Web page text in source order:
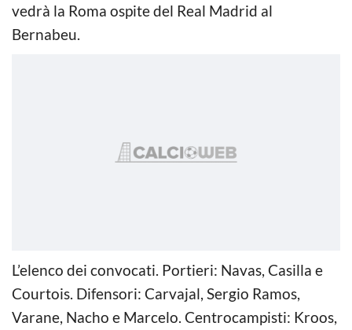
vedrà la Roma ospite del Real Madrid al
Bernabeu.
L’elenco dei convocati. Portieri: Navas, Casilla e
Courtois. Difensori: Carvajal, Sergio Ramos,
Varane, Nacho e Marcelo. Centrocampisti: Kroos,